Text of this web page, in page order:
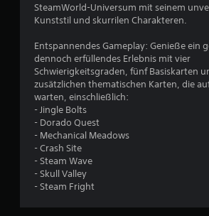
SteamWorld-Universum mit seinem
Kunststil und skurrilen Charakteren.
Entspannendes Gameplay: Genieße ein
dennoch erfüllendes Erlebnis mit vier
Schwierigkeitsgraden, fünf Basiskarten
zusätzlichen thematischen Karten, die
warten, einschließlich:
- Jingle Bolts
- Dorado Quest
- Mechanical Meadows
- Crash Site
- Steam Wave
- Skull Valley
- Steam Fright